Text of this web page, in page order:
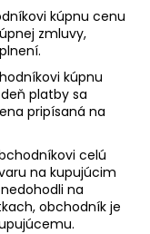
kúpnu cenu
zmluvy,
kúpnu
platby sa
pripísaná na
celú
na kupujúcim
na
obchodník je